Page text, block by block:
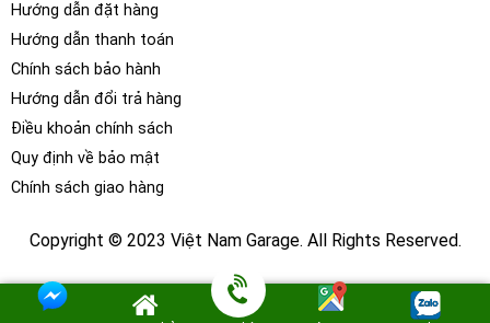
Âm thanh Hi-RES
Dolby Digital với các thiết lập sẵn cùng các tùy chỉnh độc
quyền của hãng
Công suất đầu ra âm thanh 50W*4 kênh
Hỗ trợ suất âm thanh cổng quang Optical
Hỗ trợ HDMI
Khe sim 4G – LTE
Hướng dẫn đặt hàng
Hướng dẫn thanh toán
Chính sách bảo hành
Hướng dẫn đổi trả hàng
Điều khoản chính sách
Quy định về bảo mật
Chính sách giao hàng
Copyright © 2023 Việt Nam Garage. All Rights Reserved.